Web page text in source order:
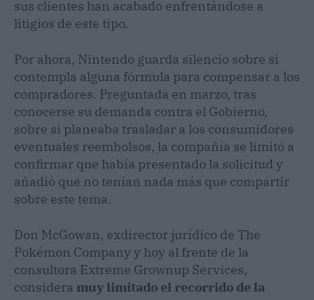
sus clientes han acabado enfrentándose a
litigios de este tipo.
Por ahora, Nintendo guarda silencio sobre si
contempla alguna fórmula para compensar a los
compradores. Preguntada en marzo, tras
conocerse su demanda contra el Gobierno,
sobre si planeaba trasladar a los consumidores
eventuales reembolsos, la compañía se limitó a
confirmar que había presentado la solicitud y
añadió que no tenían nada más que compartir
sobre este tema.
Don McGowan, exdirector jurídico de The
Pokémon Company y hoy al frente de la
consultora Extreme Grownup Services,
considera muy limitado el recorrido de la